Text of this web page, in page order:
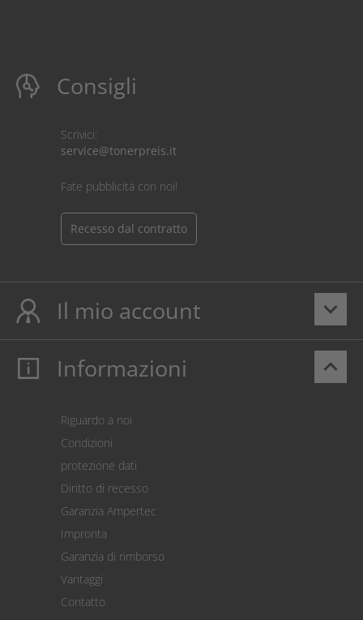
Consigli
Scrivici:
service@tonerpreis.it
Fate pubblicità con noi!
Recesso dal contratto
keyboard_arrow_down
Il mio account
Il mio account
Pagamento
Restituzione della merce
Calcolatore dei costi
Impostazioni dei cookie
keyboard_arrow_up
Informazioni
Riguardo a noi
Condizioni
protezione dati
Diritto di recesso
Garanzia Ampertec
Impronta
Garanzia di rimborso
Vantaggi
Contatto